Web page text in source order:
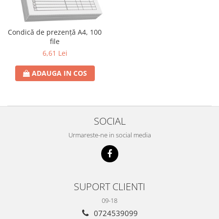
Hârtie
Lavete și bureți
Lumanari
Odorizante cameră/auto
Odorizante toaletă
Saci menajeri
Detergenți și balsam de rufe
Dispensere/dozatoare
Servețele umede
Plicuri
Tipizate
Condică de prezență A4, 100
file
6,61 Lei
ADAUGA IN COS
SOCIAL
Urmareste-ne in social media
SUPORT CLIENTI
09-18
0724539099